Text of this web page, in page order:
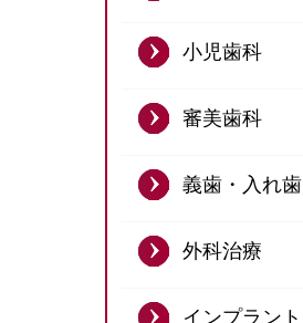
小児歯科
審美歯科
義歯・入れ歯
外科治療
インプラント